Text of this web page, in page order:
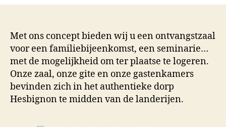
Met ons concept bieden wij u een ontvangstzaal
voor een familiebijeenkomst, een seminarie…
met de mogelijkheid om ter plaatse te logeren.
Onze zaal, onze gite en onze gastenkamers
bevinden zich in het authentieke dorp
Hesbignon te midden van de landerijen.